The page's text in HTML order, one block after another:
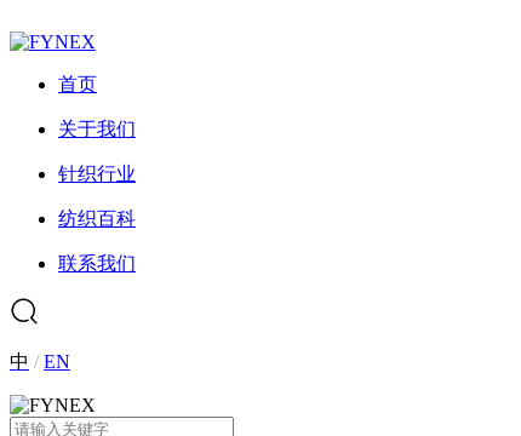
首页
关于我们
针织行业
纺织百科
联系我们
中 /EN